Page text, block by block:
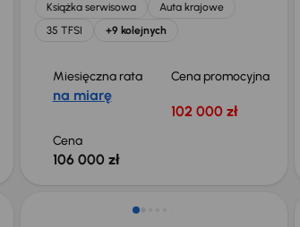
Książka serwisowa
Auta krajowe
35 TFSI
+9 kolejnych
Miesięczna rata
na miarę
Cena promocyjna
102 000 zł
Cena
106 000 zł
Taniej o 500 zł